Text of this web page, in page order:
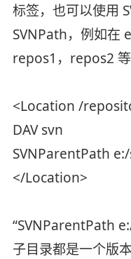
标签，也可以使用
SVNPath，例如在
repos1，repos2 等
<Location /
DAV svn
SVNParentPath
</Location>
“SVNParentPath
子目录都是一个版